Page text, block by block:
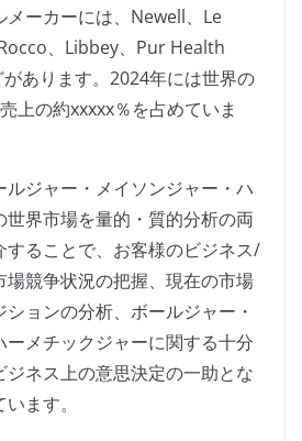
メーカーには、Newell、Le
、Libbey、Pur Health
あります。2024年には世界の
上の約xxxxx％を占めていま
ルジャー・メイソンジャー・ハ
世界市場を量的・質的分析の両
することで、お客様のビジネス/
場競争状況の把握、現在の市場
ョンの分析、ボールジャー・
ーメチックジャーに関する十分
ジネス上の意思決定の一助とな
ます。